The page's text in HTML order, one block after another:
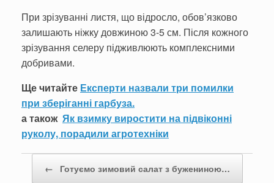
При зрізуванні листя, що відросло, обов’язково
залишають ніжку довжиною 3-5 см. Після кожного
зрізу­вання селеру піджив­люють комплексними
добривами.
Ще читайте Експерти назвали три помилки
при зберіганні гарбуза.
а також Як взимку виростити на підвіконні
руколу, порадили агротехніки
← Готуємо зимовий салат з бужениною…